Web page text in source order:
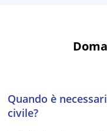
Quando è
civile?